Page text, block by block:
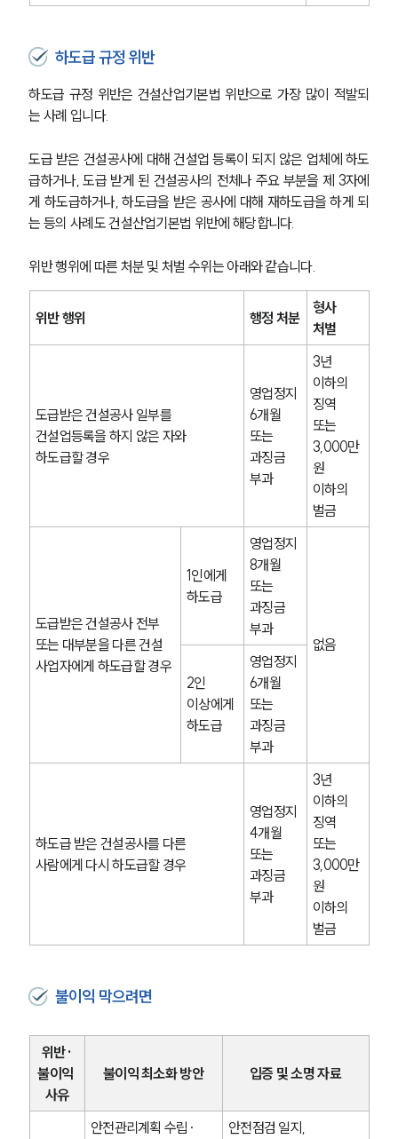
하도급 규정 위반
하도급 규정 위반은 건설산업기본법 위반으로 가장 많이 적발되
는 사례 입니다.
도급 받은 건설공사에 대해 건설업 등록이 되지 않은 업체에 하도
급하거나, 도급 받게 된 건설공사의 전체나 주요 부분을 제 3자에
게 하도급하거나, 하도급을 받은 공사에 대해 재하도급을 하게 되
는 등의 사례도 건설산업기본법 위반에 해당합니다.
위반 행위에 따른 처분 및 처벌 수위는 아래와 같습니다.
위반 행위 행정 처분
형사
처벌
도급받은 건설공사 일부를
건설업등록을 하지 않은 자와
하도급할 경우
영업정지
6개월
또는
과징금
부과
3년
이하의
징역
또는
3,000만
원
이하의
벌금
도급받은 건설공사 전부
또는 대부분을 다른 건설
사업자에게 하도급할 경우
1인에게
하도급
영업정지
8개월
또는
과징금
부과
없음
2인
이상에게
하도급
영업정지
6개월
또는
과징금
부과
하도급 받은 건설공사를 다른
사람에게 다시 하도급할 경우
영업정지
4개월
또는
과징금
부과
3년
이하의
징역
또는
3,000만
원
이하의
벌금
불이익 막으려면
위반·
불이익
사유
불이익 최소화 방안 입증 및 소명 자료
안전관리계획 수립·
안전점검 일지,